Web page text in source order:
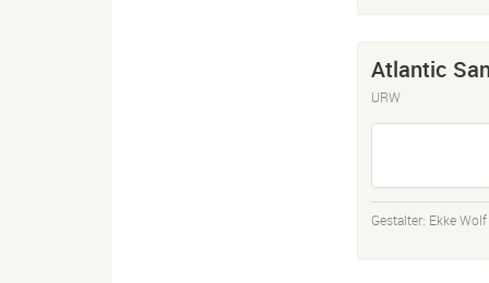
Atlantic
URW
Gestalter: Ekke Wolf